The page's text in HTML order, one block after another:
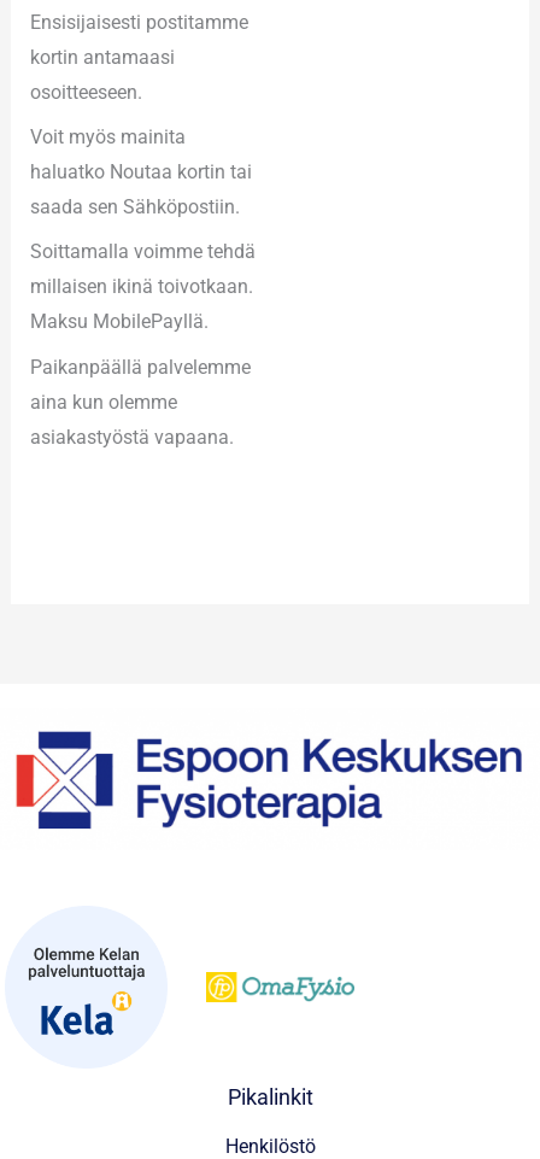
Ensisijaisesti postitamme
kortin antamaasi
osoitteeseen.
Voit myös mainita
haluatko Noutaa kortin tai
saada sen Sähköpostiin.
Soittamalla voimme tehdä
millaisen ikinä toivotkaan.
Maksu MobilePayllä.
Paikanpäällä palvelemme
aina kun olemme
asiakastyöstä vapaana.
Pikalinkit
Henkilöstö